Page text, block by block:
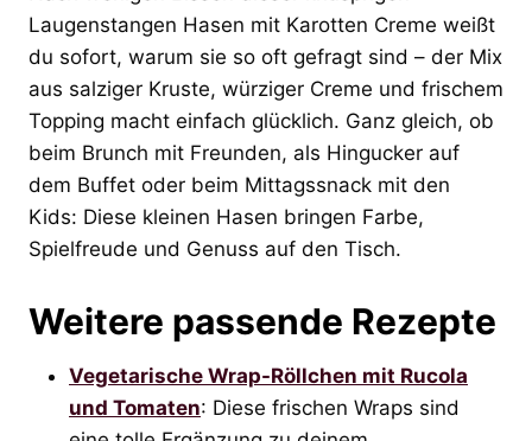
Laugenstangen Hasen mit Karotten Creme weißt
du sofort, warum sie so oft gefragt sind – der Mix
aus salziger Kruste, würziger Creme und frischem
Topping macht einfach glücklich. Ganz gleich, ob
beim Brunch mit Freunden, als Hingucker auf
dem Buffet oder beim Mittagssnack mit den
Kids: Diese kleinen Hasen bringen Farbe,
Spielfreude und Genuss auf den Tisch.
Weitere passende Rezepte
Vegetarische Wrap-Röllchen mit Rucola
und Tomaten: Diese frischen Wraps sind